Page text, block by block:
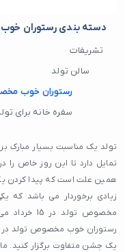
دسته بندی رستوران
تشریفات
سالن تولد
رستوران خوب
سفره خانه برای
تولد یک مناسبت بسیار
تمایل دارد تا این روز خاص
همین علت است که پیدا کردن
زیادی برخوردار می باشد که
مخصوص
یک جشن متفاوت برگزار کنید.